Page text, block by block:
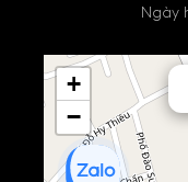
Ngày
+
−